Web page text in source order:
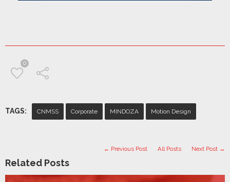
0
TAGS: CNMSS Corporate MINDOZA Motion Design
Related Posts
← Previous Post All Posts Next Post →